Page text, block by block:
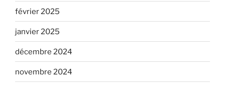
février 2025
janvier 2025
décembre 2024
novembre 2024